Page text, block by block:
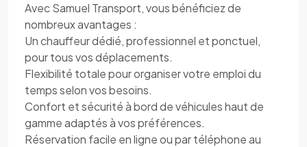
Avec Samuel Transport, vous bénéficiez de
nombreux avantages :
Un chauffeur dédié, professionnel et ponctuel,
pour tous vos déplacements.
Flexibilité totale pour organiser votre emploi du
temps selon vos besoins.
Confort et sécurité à bord de véhicules haut de
gamme adaptés à vos préférences.
Réservation facile en ligne ou par téléphone au